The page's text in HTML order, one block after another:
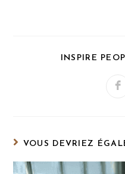
INSPIRE
VOUS DEVRIEZ